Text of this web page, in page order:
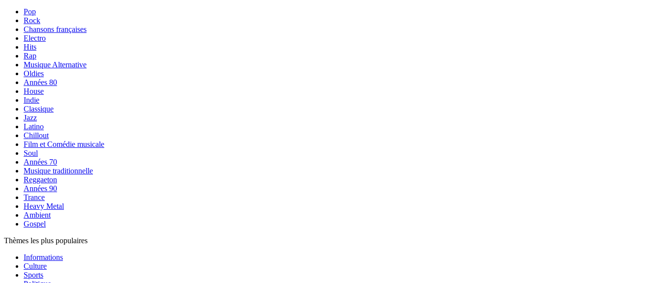
Pop
Rock
Chansons françaises
Electro
Hits
Rap
Musique Alternative
Oldies
Années 80
House
Indie
Classique
Jazz
Latino
Chillout
Film et Comédie musicale
Soul
Années 70
Musique traditionnelle
Reggaeton
Années 90
Trance
Heavy Metal
Ambient
Gospel
Thèmes les plus populaires
Informations
Culture
Sports